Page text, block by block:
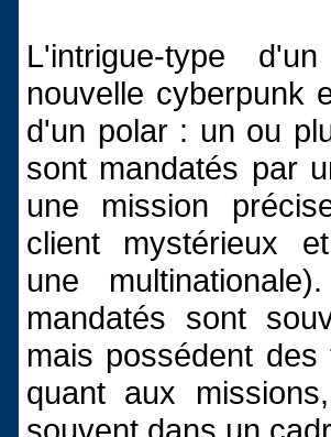
L'intrigue-type
nouvelle cyberpunk
d'un polar : un ou
sont mandatés par
une mission
client mystérieux
une
mandatés sont
mais possédent
quant aux